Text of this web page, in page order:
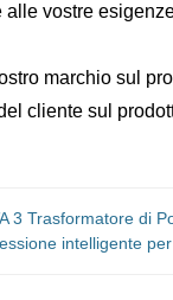
alle vostre
marchio sul
cliente sul
3 Trasformatore di
intelligente